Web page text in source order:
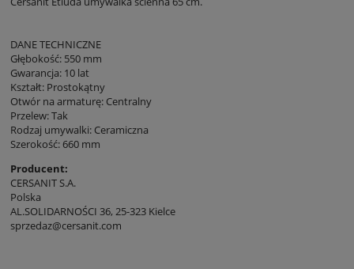
DANE TECHNICZNE
Głębokość: 550 mm
Gwarancja: 10 lat
Kształt: Prostokątny
Otwór na armaturę: Centralny
Przelew: Tak
Rodzaj umywalki: Ceramiczna
Szerokość: 660 mm
Producent:
CERSANIT S.A.
Polska
AL.SOLIDARNOŚCI 36, 25-323 Kielce
sprzedaz@cersanit.com